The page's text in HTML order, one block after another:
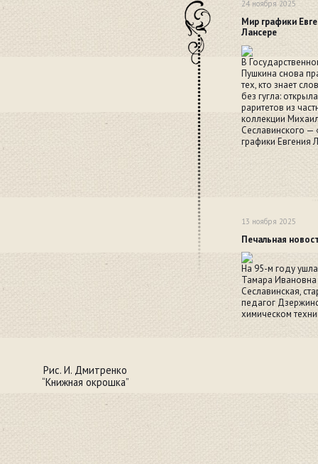
24 ноября 2025
Мир графики
Лансере
В
Пушкина снова
тех, кто знает
без гугла:
раритетов из
коллекции
Сеславинского —
графики Евгения
13 ноября 2025
Печальная
На 95-м году
Тамара Ивановна
Сеславинская,
педагог
химическом
Рис. И. Дмитренко
“Книжная окрошка”